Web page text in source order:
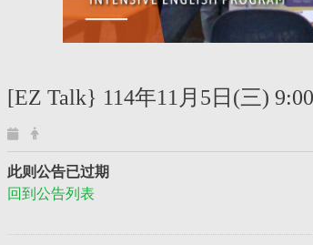
[EZ Talk} 114年11月5日(三)
此则公告已过期
回到公告列表